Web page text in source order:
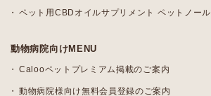
ペット用CBDオイルサプリメント ペットノール
動物病院向けMENU
Calooペットプレミアム掲載のご案内
動物病院様向け無料会員登録のご案内